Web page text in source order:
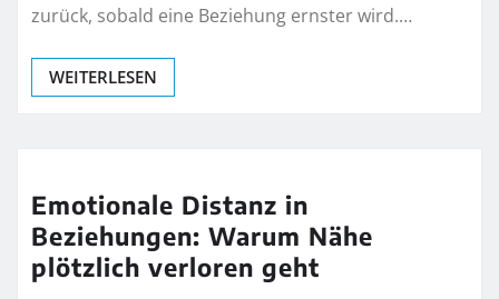
zurück, sobald eine Beziehung ernster wird.…
WEITERLESEN
Emotionale Distanz in
Beziehungen: Warum Nähe
plötzlich verloren geht